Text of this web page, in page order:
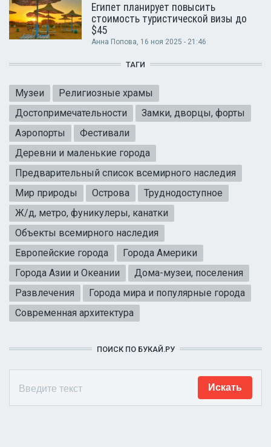
Египет планирует повысить
стоимость туристической визы до
$45
Анна Попова, 16 ноя 2025 - 21:46
ТАГИ
Музеи
Религиозные храмы
Достопримечательности
Замки, дворцы, форты
Аэропорты
Фестивали
Деревни и маленькие города
Предварительный список всемирного наследия
Мир природы
Острова
Труднодоступное
Ж/д, метро, фуникулеры, канатки
Объекты всемирного наследия
Европейские города
Города Америки
Города Азии и Океании
Дома-музеи, поселения
Развлечения
Города мира и популярные города
Современная архитектура
ПОИСК ПО БУКАЙ.РУ